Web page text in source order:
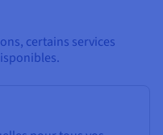
certains services